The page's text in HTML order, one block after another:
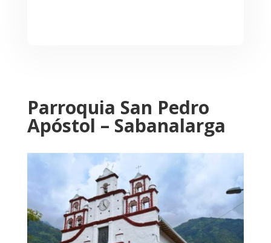
Parroquia San Pedro
Apóstol – Sabanalarga